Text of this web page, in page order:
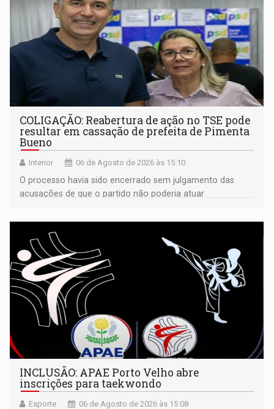
COLIGAÇÃO: Reabertura de ação no TSE pode
resultar em cassação de prefeita de Pimenta
Bueno
Interior 06 de Agosto de 2026 às 15:10
O processo havia sido encerrado sem julgamento das
acusações de que o partido não poderia atuar
INCLUSÃO: APAE Porto Velho abre
inscrições para taekwondo
Esporte 06 de Agosto de 2026 às 15:08